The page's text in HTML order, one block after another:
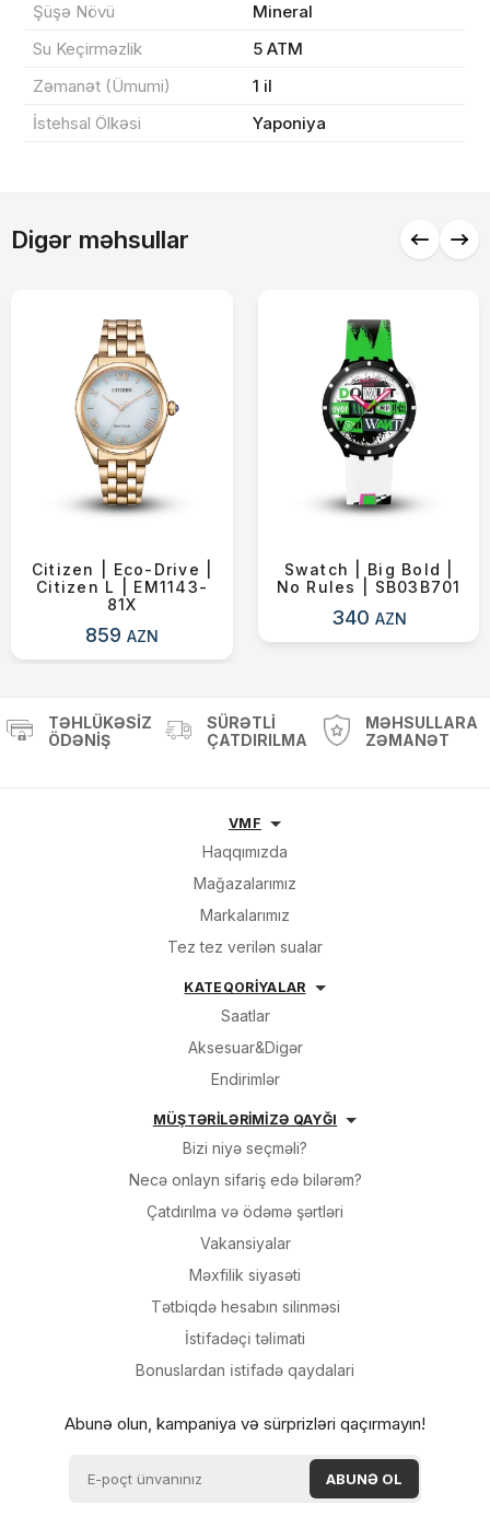
Şüşə Növü
Mineral
Su Keçirməzlik
5 ATM
Zəmanət (Ümumi)
1 il
İstehsal Ölkəsi
Yaponiya
Digər məhsullar
Citizen | Eco-Drive |
Citizen L | EM1143-
81X
859AZN
Swatch | Big Bold |
No Rules | SB03B701
340 AZN
Sifarişi rəsmiləşdir
Alış-verişə davam et
TƏHLÜKƏSIZ
ÖDƏNIŞ
SÜRƏTLI
ÇATDIRILMA
MƏHSULLARA
ZƏMANƏT
VMF
Haqqımızda
Mağazalarımız
Markalarımız
Tez tez verilən sualar
KATEQORİYALAR
Saatlar
Aksesuar&Digər
Endirimlər
MÜŞTƏRİLƏRİMİZƏ QAYĞI
Bizi niyə seçməli?
Necə onlayn sifariş edə bilərəm?
Çatdırılma və ödəmə şərtləri
Vakansiyalar
Məxfilik siyasəti
Tətbiqdə hesabın silinməsi
İsti̇fadəçi̇ təli̇mati
Bonuslardan i̇sti̇fadə qaydalari
Abunə olun, kampaniya və sürprizləri qaçırmayın!